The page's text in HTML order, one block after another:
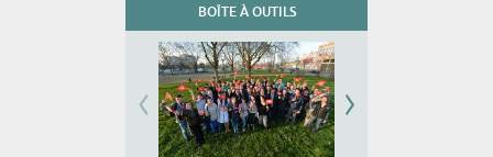
BOÎTE À OUTILS